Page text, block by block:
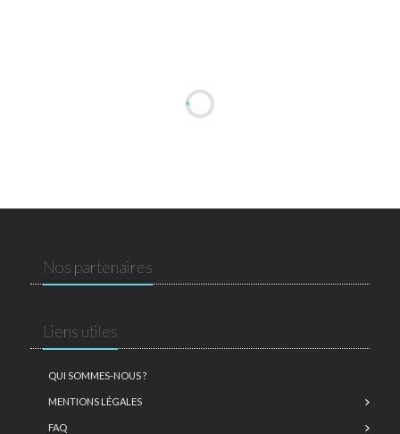
Nos partenaires
Liens utiles
QUI SOMMES-NOUS ?
MENTIONS LÉGALES
FAQ